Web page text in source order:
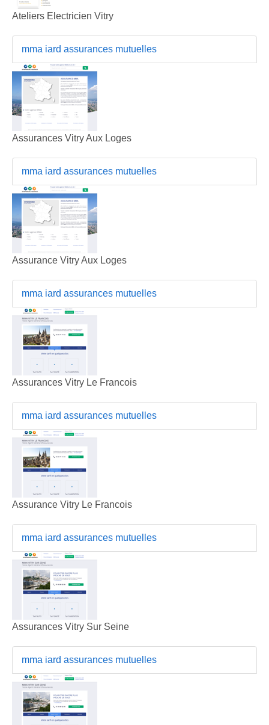
Ateliers Electricien Vitry
mma iard assurances mutuelles
Assurances Vitry Aux Loges
mma iard assurances mutuelles
Assurance Vitry Aux Loges
mma iard assurances mutuelles
Assurances Vitry Le Francois
mma iard assurances mutuelles
Assurance Vitry Le Francois
mma iard assurances mutuelles
Assurances Vitry Sur Seine
mma iard assurances mutuelles